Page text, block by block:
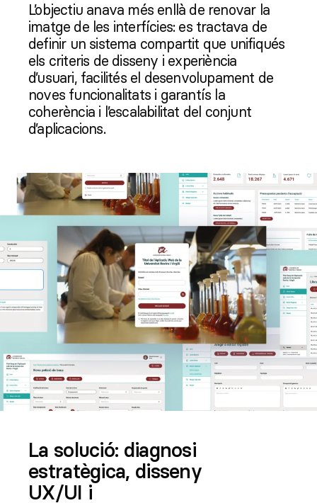
L’objectiu anava més enllà de renovar la
imatge de les interfícies: es tractava de
definir un sistema compartit que unifiqués
els criteris de disseny i experiència
d’usuari, facilités el desenvolupament de
noves funcionalitats i garantís la
coherència i l’escalabilitat del conjunt
d’aplicacions.
La solució: diagnosi
estratègica, disseny
UX/UI i